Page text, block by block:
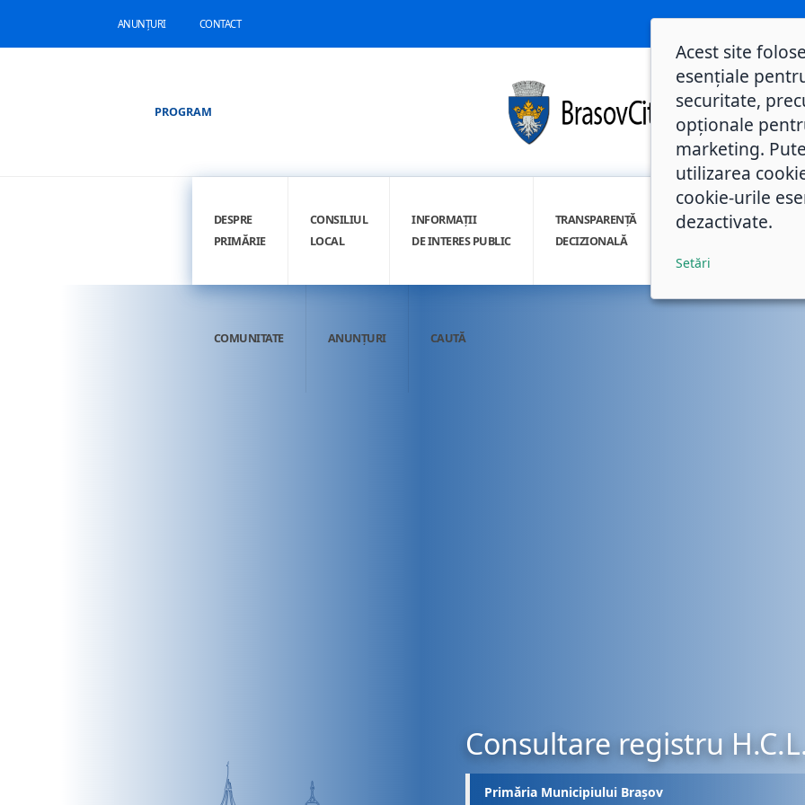
ANUNȚURI CONTACT
PROGRAM
DESPRE
PRIMĂRIE
CONSILIUL
LOCAL
INFORMAȚII
DE INTERES PUBLIC
TRANSPARENȚĂ
DECIZIONALĂ
INTEGRITATE
COMUNITATE ANUNȚURI CAUTĂ
Consultare registru
Primăria Municipiului Brașov
Acest site
esențiale
securitate,
opționale
marketing.
utilizarea
cookie-urile
dezactivate.
Setări